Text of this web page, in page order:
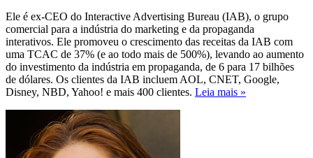
Ele é ex-CEO do Interactive Advertising Bureau (IAB), o grupo
comercial para a indústria do marketing e da propaganda
interativos. Ele promoveu o crescimento das receitas da IAB com
uma TCAC de 37% (e ao todo mais de 500%), levando ao aumento
do investimento da indústria em propaganda, de 6 para 17 bilhões
de dólares. Os clientes da IAB incluem AOL, CNET, Google,
Disney, NBD, Yahoo! e mais 400 clientes. Leia mais »